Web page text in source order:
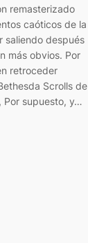
remasterizado
caóticos de la
saliendo después
más obvios. Por
retroceder
Scrolls de
Por supuesto, y…